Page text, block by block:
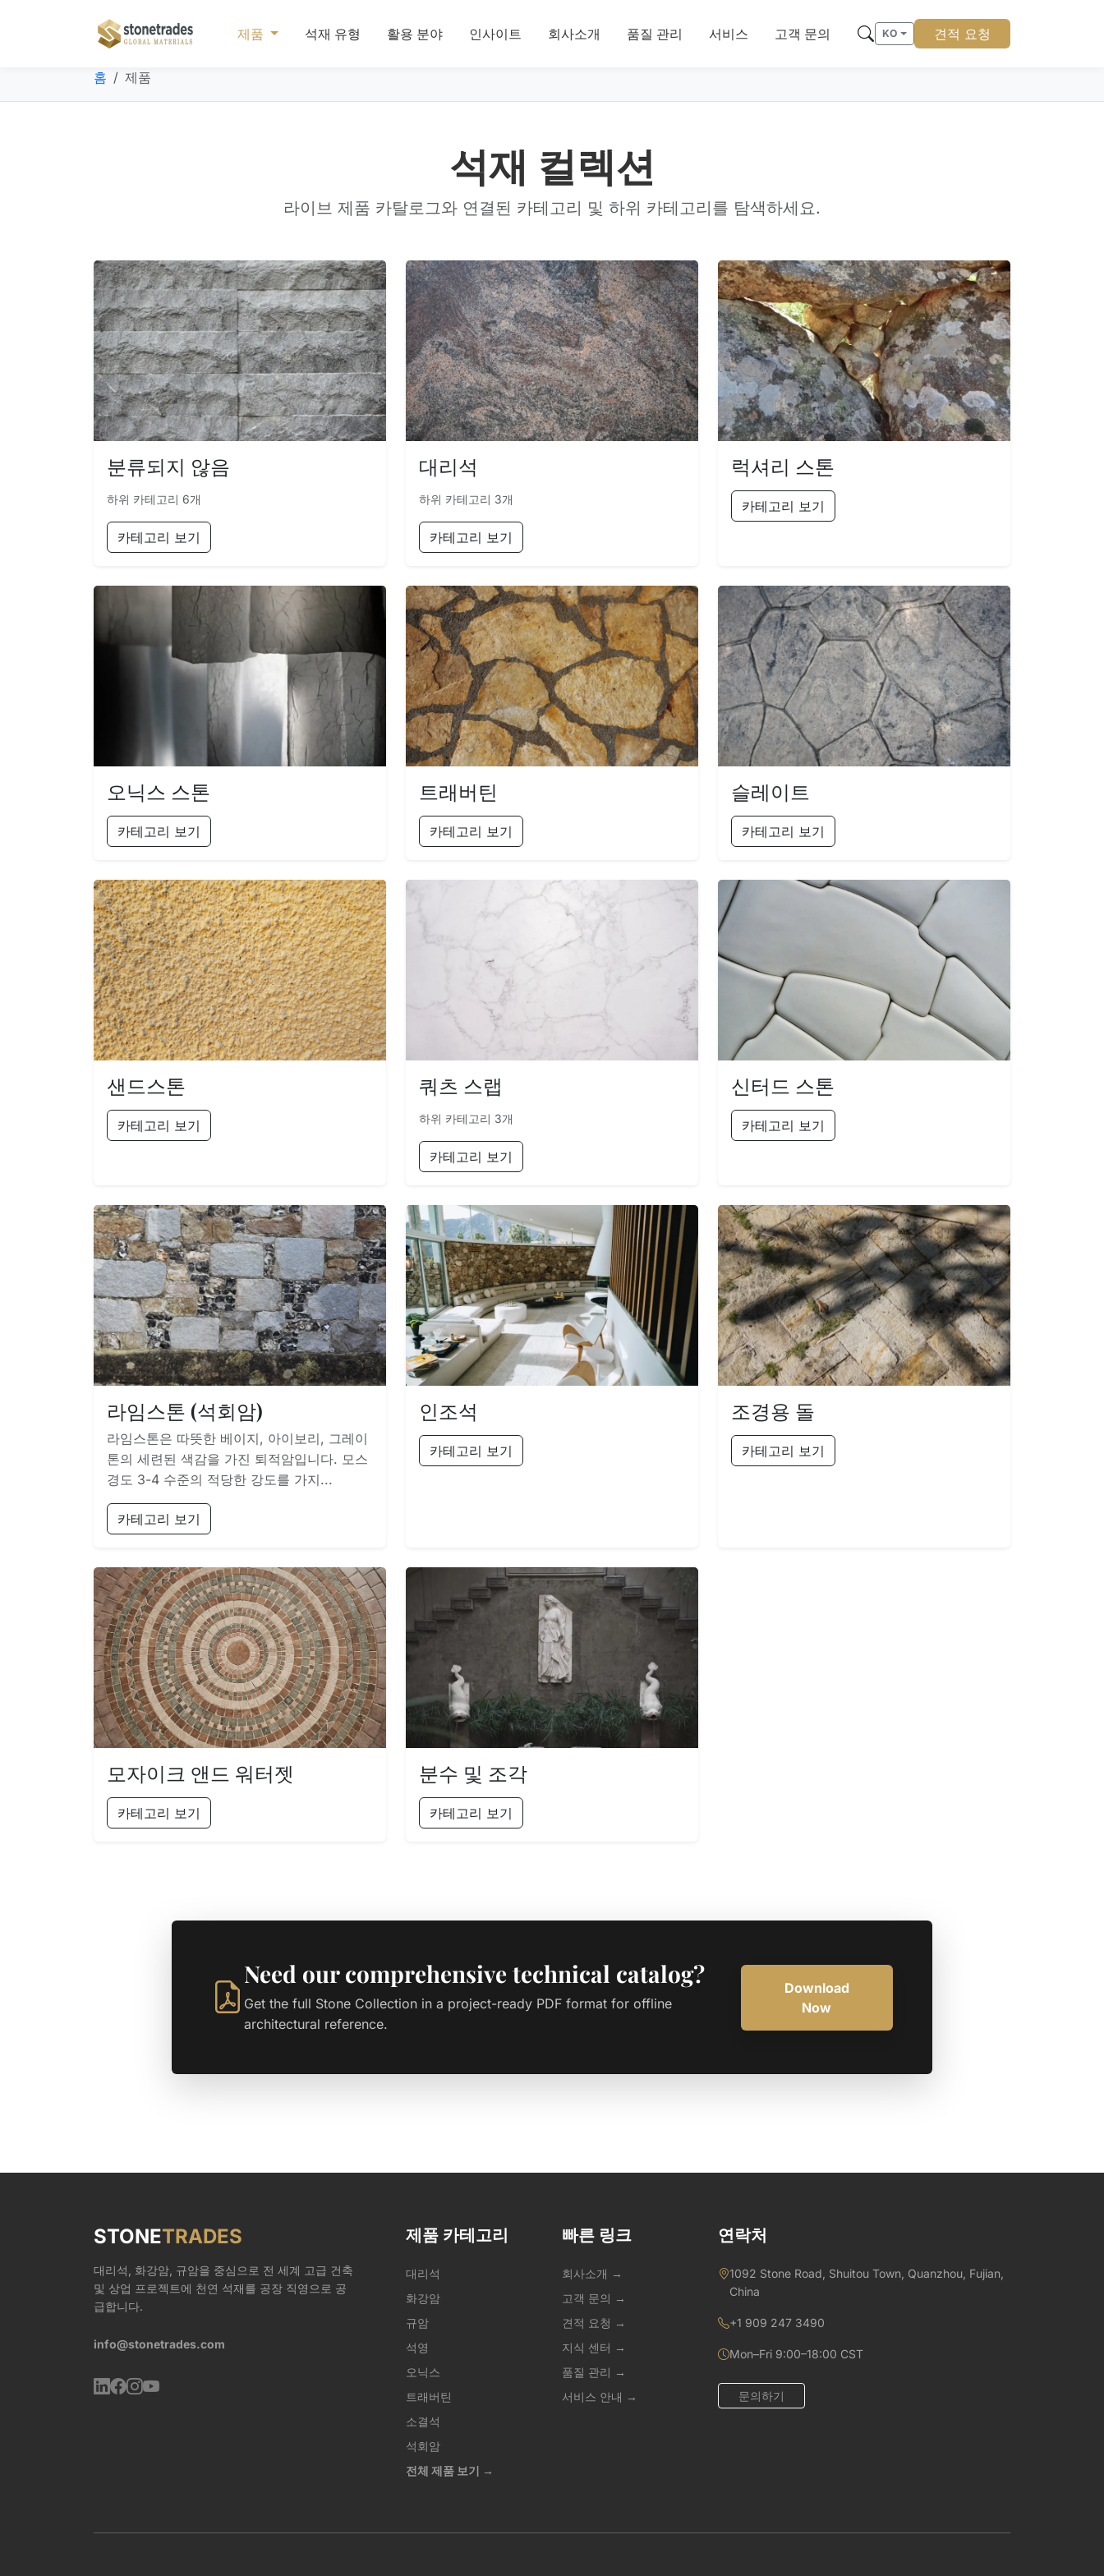
제품 석재 유형 활용 분야 인사이트 회사소개 품질 관리 서비스 고객 문의 KO 견적 요청
홈 제품
석재 컬렉션
라이브 제품 카탈로그와 연결된 카테고리 및 하위 카테고리를 탐색하세요.
분류되지 않음
하위 카테고리 6개
카테고리 보기
대리석
하위 카테고리 3개
카테고리 보기
럭셔리 스톤
카테고리 보기
오닉스 스톤
카테고리 보기
트래버틴
카테고리 보기
슬레이트
카테고리 보기
샌드스톤
카테고리 보기
쿼츠 스랩
하위 카테고리 3개
카테고리 보기
신터드 스톤
카테고리 보기
라임스톤 (석회암)
라임스톤은 따뜻한 베이지, 아이보리, 그레이
톤의 세련된 색감을 가진 퇴적암입니다. 모스
경도 3-4 수준의 적당한 강도를 가지...
카테고리 보기
인조석
카테고리 보기
조경용 돌
카테고리 보기
모자이크 앤드 워터젯
카테고리 보기
분수 및 조각
카테고리 보기
Need our comprehensive technical catalog?
Get the full Stone Collection in a project-ready PDF format for offline
architectural reference.
Download
Now
STONETRADES
대리석, 화강암, 규암을 중심으로 전 세계 고급 건축
및 상업 프로젝트에 천연 석재를 공장 직영으로 공
급합니다.
info@stonetrades.com
제품 카테고리
대리석
화강암
규암
석영
오닉스
트래버틴
소결석
석회암
전체 제품 보기 →
빠른 링크
회사소개 →
고객 문의 →
견적 요청 →
지식 센터 →
품질 관리 →
서비스 안내 →
연락처
1092 Stone Road, Shuitou Town, Quanzhou, Fujian,
China
+1 909 247 3490
Mon–Fri 9:00–18:00 CST
문의하기